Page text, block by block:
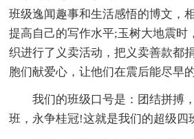
班级逸闻趣事和生活感悟的博文，
提高自己的写作水平;玉树大地震时
织进行了义卖活动，把义卖善款都
胞们献爱心，让他们在震后能尽早
我们的班级口号是：团结拼搏
班，永争桂冠!这就是我们的超级四